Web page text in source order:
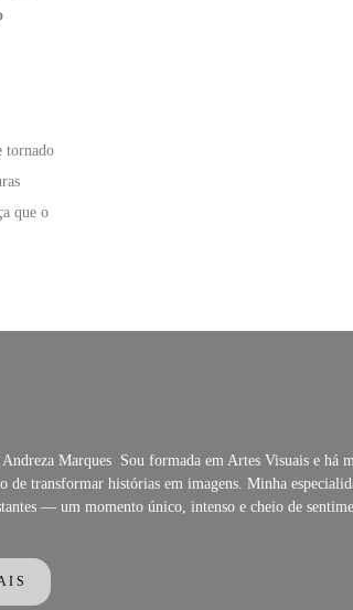
tornado
que o
Marques Sou formada em Artes Visuais e há
de transformar histórias em imagens. Minha
— um momento único, intenso e cheio de